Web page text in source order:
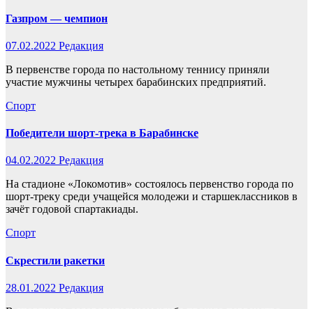
Газпром — чемпион
07.02.2022 Редакция
В первенстве города по настольному теннису приняли
участие мужчины четырех барабинских предприятий.
Спорт
Победители шорт-трека в Барабинске
04.02.2022 Редакция
На стадионе «Локомотив» состоялось первенство города по
шорт-треку среди учащейся молодежи и старшеклассников в
зачёт годовой спартакиады.
Спорт
Скрестили ракетки
28.01.2022 Редакция